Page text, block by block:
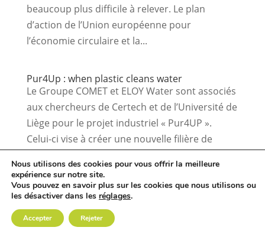
beaucoup plus difficile à relever. Le plan
d’action de l’Union européenne pour
l’économie circulaire et la...
Pur4Up : when plastic cleans water
Le Groupe COMET et ELOY Water sont associés
aux chercheurs de Certech et de l’Université de
Liège pour le projet industriel « Pur4UP ».
Celui-ci vise à créer une nouvelle filière de
intégration lors de la fabrication de...
groupecomet
Nous utilisons des cookies pour vous offrir la meilleure
expérience sur notre site.
Vous pouvez en savoir plus sur les cookies que nous utilisons ou
les désactiver dans les réglages.
Accepter Rejeter